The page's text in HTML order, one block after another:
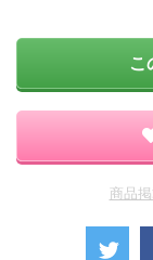
こ
商品